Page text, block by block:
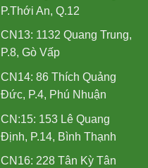
P.Thới An, Q.12
CN13: 1132 Quang Trung,
P.8, Gò Vấp
CN14: 86 Thích Quảng
Đức, P.4, Phú Nhuận
CN:15: 153 Lê Quang
Định, P.14, Bình Thạnh
CN16: 228 Tân Kỳ Tân